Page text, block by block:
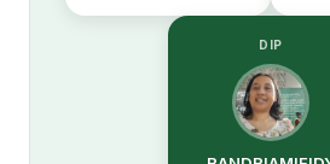
DIP